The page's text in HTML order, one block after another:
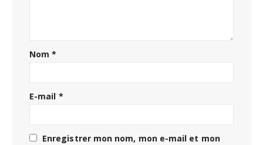
Nom*
E-mail *
Enregistrer mon nom, mon e-mail et mon